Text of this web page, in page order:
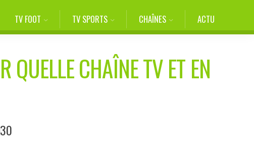
TV FOOT TV SPORTS CHAÎNES ACTU
QUELLE CHAÎNE TV ET EN